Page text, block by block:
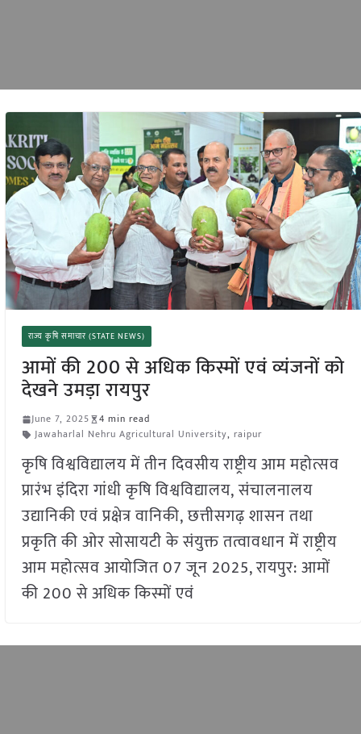
राज्य कृषि समाचार (STATE NEWS)
आमों की 200 से अधिक किस्मों एवं व्यंजनों को
देखने उमड़ा रायपुर
June 7, 2025
4 min read
Jawaharlal Nehru Agricultural University, raipur
कृषि विश्वविद्यालय में तीन दिवसीय राष्ट्रीय आम महोत्सव
प्रारंभ इंदिरा गांधी कृषि विश्वविद्यालय, संचालनालय
उद्यानिकी एवं प्रक्षेत्र वानिकी, छत्तीसगढ़ शासन तथा
प्रकृति की ओर सोसायटी के संयुक्त तत्वावधान में राष्ट्रीय
आम महोत्सव आयोजित 07 जून 2025, रायपुर: आमों
की 200 से अधिक किस्मों एवं